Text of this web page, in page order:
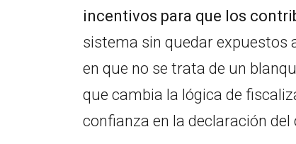
incentivos para que los
sistema sin quedar expuestos
en que no se trata de un
que cambia la lógica de
confianza en la declaración